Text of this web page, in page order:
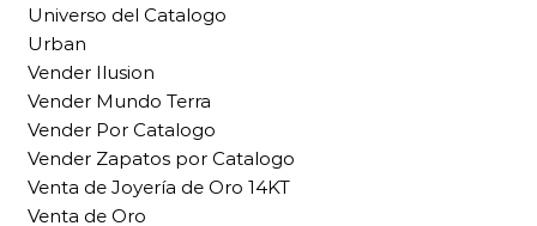
Universo del Catalogo
Urban
Vender Ilusion
Vender Mundo Terra
Vender Por Catalogo
Vender Zapatos por Catalogo
Venta de Joyería de Oro 14KT
Venta de Oro